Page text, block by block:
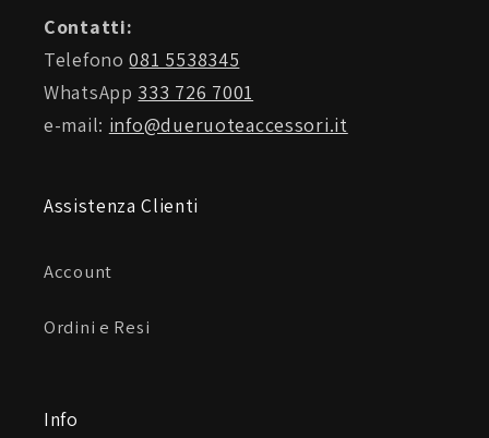
Contatti:
Telefono081 5538345
WhatsApp 333 726 7001
e-mail: info@dueruoteaccessori.it
Assistenza Clienti
Account
Ordini e Resi
Info